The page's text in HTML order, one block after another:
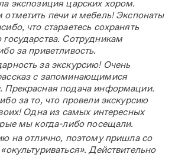
экспозиция царских хором.
отметить печи и мебель! Экспонаты
что стараетесь сохранять
Сотрудникам
за приветливость.
за экскурсию! Очень
с запоминающимися
Прекрасная подача информации.
за то, что провели экскурсию
Одна из самых интересных
мы когда-либо посещали.
на отлично, поэтому пришла со
Действительно